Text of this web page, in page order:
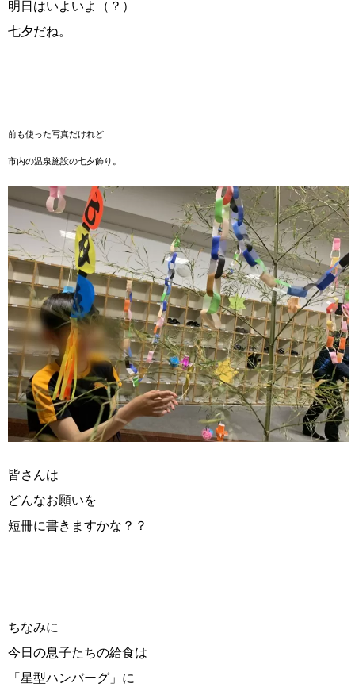
明日はいよいよ（？）
七夕だね。
前も使った写真だけれど
市内の温泉施設の七夕飾り。
皆さんは
どんなお願いを
短冊に書きますかな？？
ちなみに
今日の息子たちの給食は
「星型ハンバーグ」に